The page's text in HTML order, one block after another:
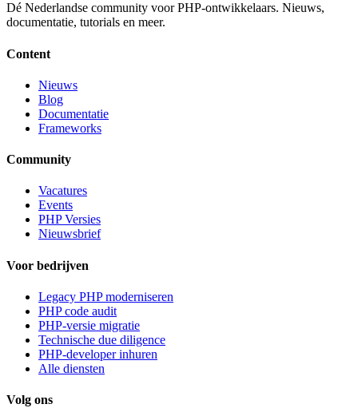
Dé Nederlandse community voor PHP-ontwikkelaars. Nieuws,
documentatie, tutorials en meer.
Content
Nieuws
Blog
Documentatie
Frameworks
Community
Vacatures
Events
PHP Versies
Nieuwsbrief
Voor bedrijven
Legacy PHP moderniseren
PHP code audit
PHP-versie migratie
Technische due diligence
PHP-developer inhuren
Alle diensten
Volg ons